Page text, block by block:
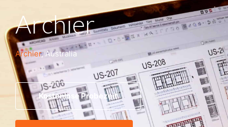
Archier
Archier, Australia
Kostenlose Probezeit